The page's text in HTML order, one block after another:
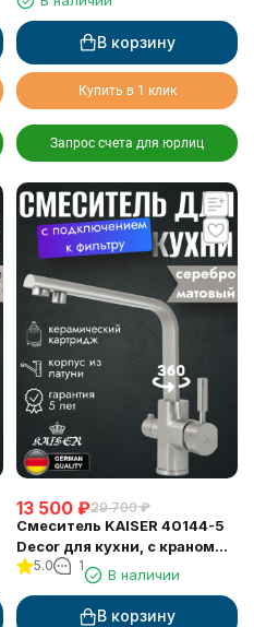
бежевый мрамор
В корзину
Купить в 1 клик
Запрос счета для юрлиц
13 500 ₽29 700 ₽
Смеситель KAISER 40144-5
Decor для кухни, с краном
для питьевой воды, серебро
5.0 1
В наличии
В корзину